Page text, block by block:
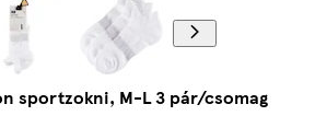
sportzokni, M-L 3 pár/csomag